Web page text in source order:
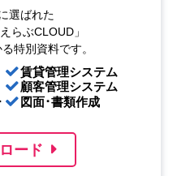
選ばれた
らぶCLOUD」
特別資料です。
賃貸管理システム
顧客管理システム
図面･書類作成
ード